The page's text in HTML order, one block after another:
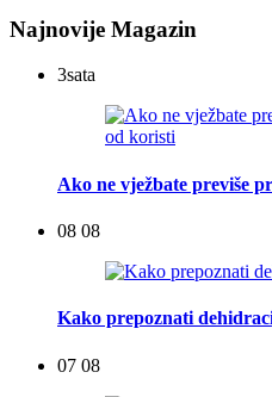
Najnovije Magazin
3sata
Ako ne vježbate previše
08 08
Kako prepoznati
07 08